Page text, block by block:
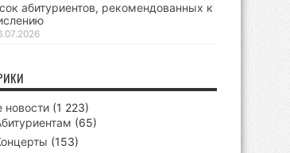
абитуриентов, рекомендованных к
новости (1 223)
(65)
(153)